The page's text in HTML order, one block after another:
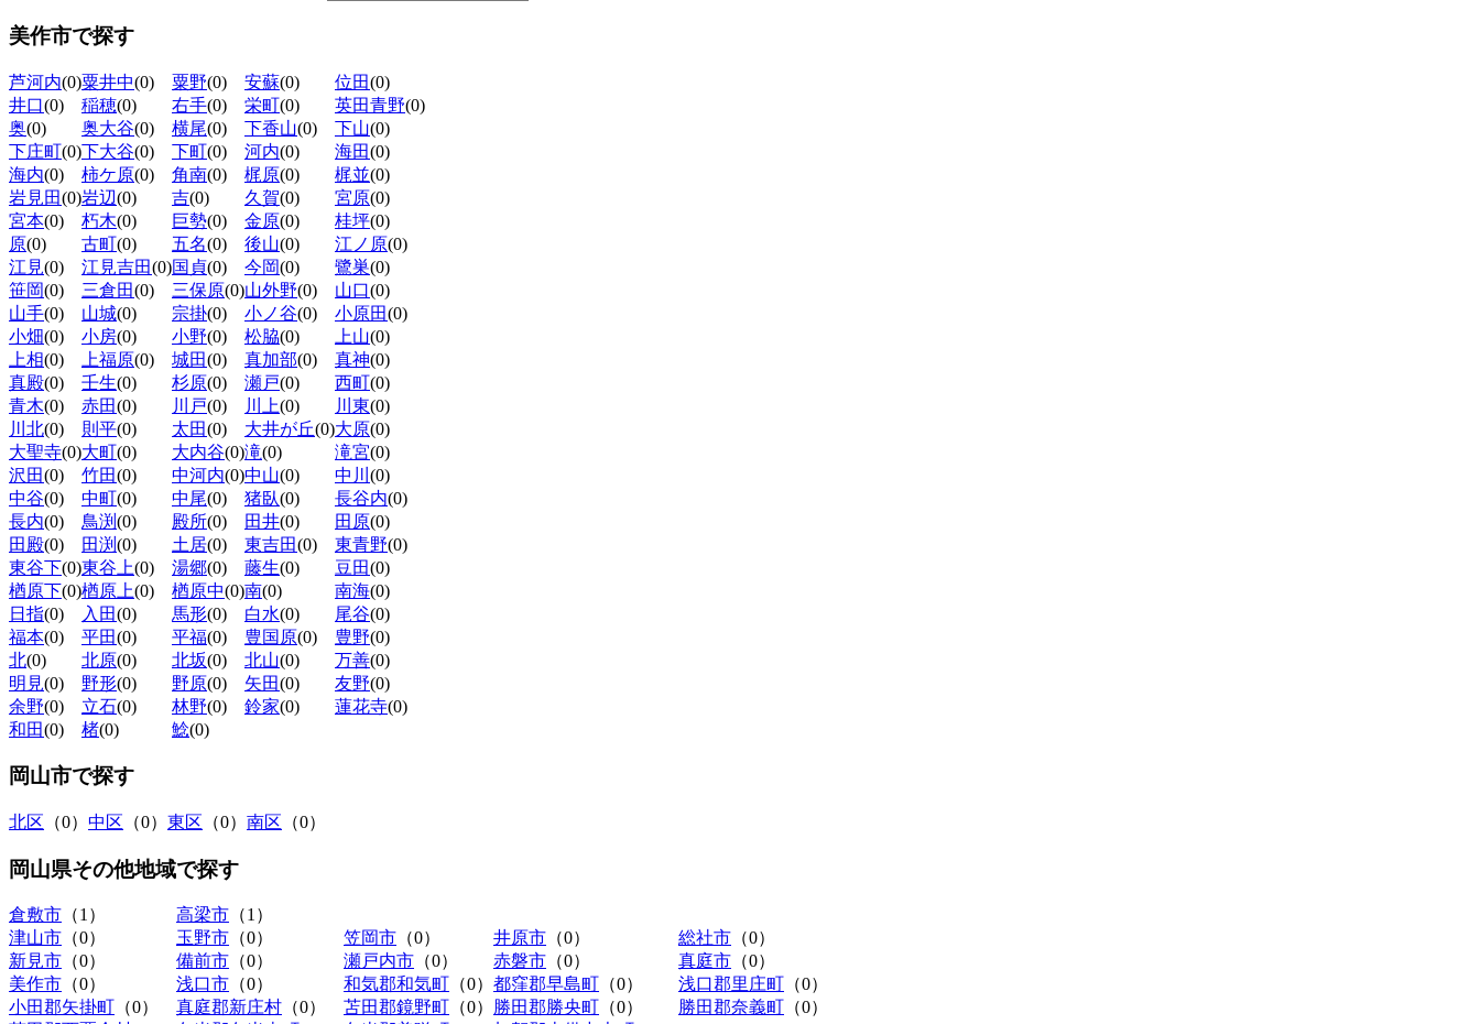
美作市で探す
芦河内(0)粟井中(0) 粟野(0) 安蘇(0) 位田(0)
井口(0) 稲穂(0) 右手(0) 栄町(0) 英田青野(0)
奥(0) 奥大谷(0) 横尾(0) 下香山(0) 下山(0)
下庄町(0)下大谷(0) 下町(0) 河内(0) 海田(0)
海内(0) 柿ケ原(0) 角南(0) 梶原(0) 梶並(0)
岩見田(0)岩辺(0) 吉(0) 久賀(0) 宮原(0)
宮本(0) 朽木(0) 巨勢(0) 金原(0) 桂坪(0)
原(0) 古町(0) 五名(0) 後山(0) 江ノ原(0)
江見(0) 江見吉田(0)国貞(0) 今岡(0) 鷺巣(0)
笹岡(0) 三倉田(0) 三保原(0)山外野(0) 山口(0)
山手(0) 山城(0) 宗掛(0) 小ノ谷(0) 小原田(0)
小畑(0) 小房(0) 小野(0) 松脇(0) 上山(0)
上相(0) 上福原(0) 城田(0) 真加部(0) 真神(0)
真殿(0) 壬生(0) 杉原(0) 瀬戸(0) 西町(0)
青木(0) 赤田(0) 川戸(0) 川上(0) 川東(0)
川北(0) 則平(0) 太田(0) 大井が丘(0)大原(0)
大聖寺(0)大町(0) 大内谷(0)滝(0) 滝宮(0)
沢田(0) 竹田(0) 中河内(0)中山(0) 中川 (0)
中谷(0) 中町(0) 中尾(0) 猪臥(0) 長谷内(0)
長内(0) 鳥渕(0) 殿所(0) 田井(0) 田原(0)
田殿(0) 田渕(0) 土居(0) 東吉田(0) 東青野(0)
東谷下(0)東谷上(0) 湯郷(0) 藤生(0) 豆田(0)
楢原下(0)楢原上(0) 楢原中(0)南(0) 南海(0)
日指(0) 入田(0) 馬形(0) 白水(0) 尾谷(0)
福本(0) 平田(0) 平福(0) 豊国原(0) 豊野(0)
北(0) 北原(0) 北坂(0) 北山(0) 万善(0)
明見(0) 野形(0) 野原(0) 矢田(0) 友野(0)
余野(0) 立石(0) 林野(0) 鈴家(0) 蓮花寺(0)
和田(0) 楮(0) 鯰(0)
岡山市で探す
北区 （0） 中区 （0） 東区 （0） 南区 （0）
岡山県その他地域で探す
倉敷市 （1） 高梁市 （1）
津山市 （0） 玉野市 （0） 笠岡市 （0） 井原市 （0） 総社市 （0）
新見市 （0） 備前市 （0） 瀬戸内市 （0） 赤磐市 （0） 真庭市 （0）
美作市 （0） 浅口市 （0） 和気郡和気町 （0） 都窪郡早島町 （0） 浅口郡里庄町 （0）
小田郡矢掛町 （0） 真庭郡新庄村 （0） 苫田郡鏡野町 （0） 勝田郡勝央町 （0） 勝田郡奈義町 （0）